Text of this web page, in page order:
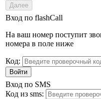
Далее
Вход по flashCall
На ваш номер поступит
номера в поле ниже
Код:
Войти
Вход по SMS
Код из sms: